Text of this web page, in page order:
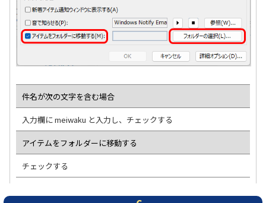
件名が次の文字を含む場合
入力欄に meiwaku と入力し、チェックする
アイテムをフォルダーに移動する
チェックする